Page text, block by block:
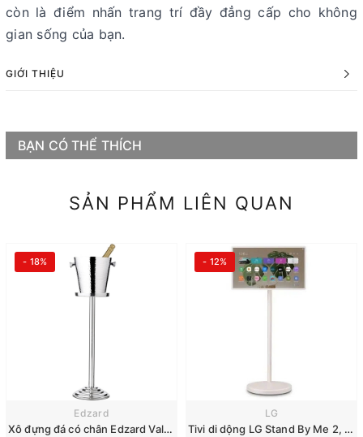
còn là điểm nhấn trang trí đầy đẳng cấp cho không
gian sống của bạn.
GIỚI THIỆU
BẠN CÓ THỂ THÍCH
SẢN PHẨM LIÊN QUAN
- 18%
Edzard
Xô đựng đá có chân Edzard Valencia
- 12%
LG
Tivi di dộng LG Stand By Me 2, 27 inch 2025 | 27LX6TDGA